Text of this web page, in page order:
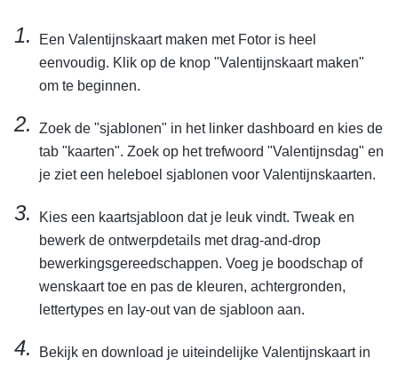
Een Valentijnskaart maken met Fotor is heel
eenvoudig. Klik op de knop "Valentijnskaart maken"
om te beginnen.
Zoek de "sjablonen" in het linker dashboard en kies de
tab "kaarten". Zoek op het trefwoord "Valentijnsdag" en
je ziet een heleboel sjablonen voor Valentijnskaarten.
Kies een kaartsjabloon dat je leuk vindt. Tweak en
bewerk de ontwerpdetails met drag-and-drop
bewerkingsgereedschappen. Voeg je boodschap of
wenskaart toe en pas de kleuren, achtergronden,
lettertypes en lay-out van de sjabloon aan.
Bekijk en download je uiteindelijke Valentijnskaart in